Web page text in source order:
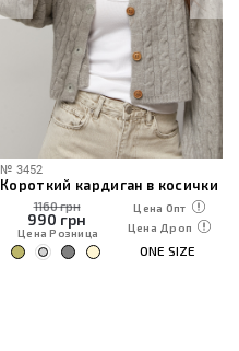
№ 3452
Короткий кардиган в косички
1160 грн
990 грн
Цена Розница
Цена Опт
Цена Дроп
ONE SIZE